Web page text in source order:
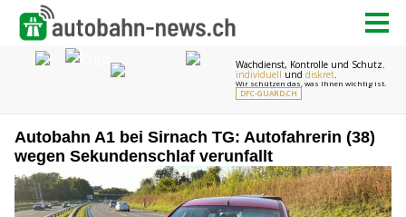
Autobahn A1 bei Sirnach TG: Autofahrerin (38)
wegen Sekundenschlaf verunfallt